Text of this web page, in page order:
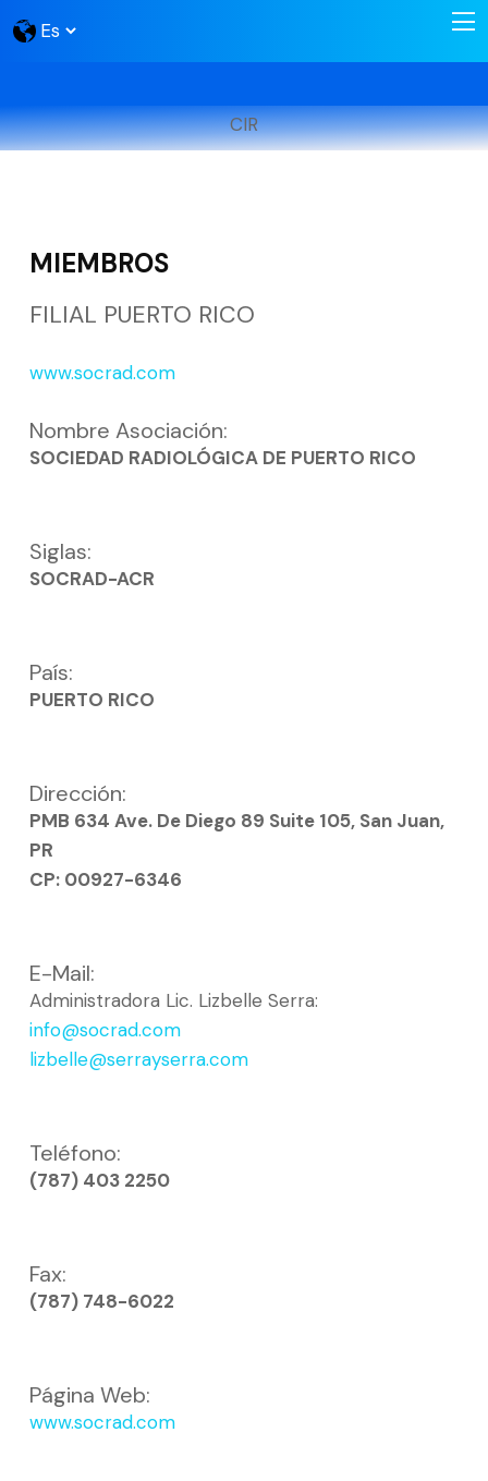
CIR
MIEMBROS
FILIAL PUERTO RICO
www.socrad.com
Nombre Asociación:
SOCIEDAD RADIOLÓGICA DE PUERTO RICO
Siglas:
SOCRAD-ACR
País:
PUERTO RICO
Dirección:
PMB 634 Ave. De Diego 89 Suite 105, San Juan,
PR
CP: 00927-6346
E-Mail:
Administradora Lic. Lizbelle Serra:
info@socrad.com
lizbelle@serrayserra.com
Teléfono:
(787) 403 2250
Fax:
(787) 748-6022
Página Web:
www.socrad.com